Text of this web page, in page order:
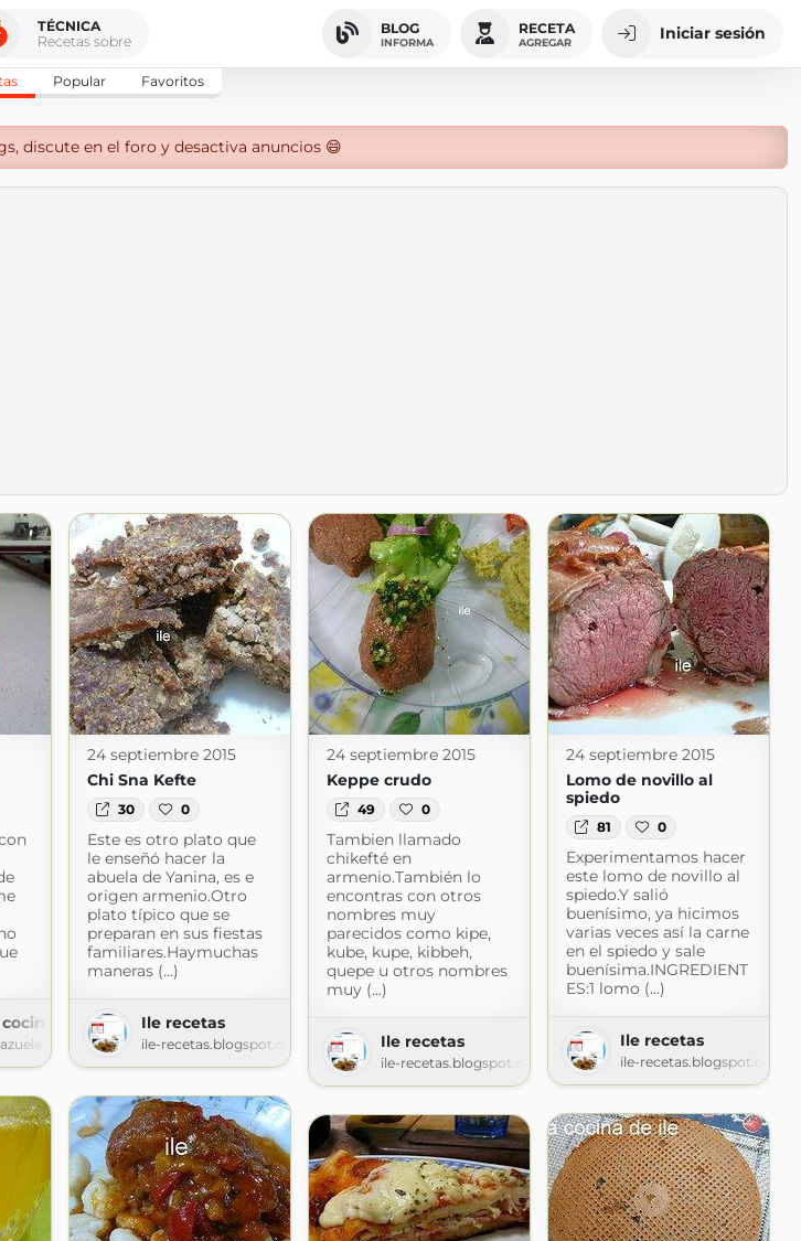
TÉCNICA
Recetas sobre
BLOG
INFORMA
RECETA
AGREGAR Iniciar sesión
Popular Favoritos
discute en el foro y desactiva anuncios 😄
y más
24 septiembre 2015
Chi Sna Kefte
30 0
Este es otro plato que
le enseñó hacer la
abuela de Yanina, es e
origen armenio.Otro
plato típico que se
preparan en sus fiestas
familiares.Haymuchas
maneras (...)
Ile recetas
ile-recetas.blogspot.com
24 septiembre 2015
Keppe crudo
49 0
Tambien llamado
chikefté en
armenio.También lo
encontras con otros
nombres muy
parecidos como kipe,
kube, kupe, kibbeh,
quepe u otros nombres
muy (...)
Ile recetas
ile-recetas.blogspot.com
24 septiembre 2015
Lomo de novillo al
spiedo
81 0
Experimentamos hacer
este lomo de novillo al
spiedo.Y salió
buenísimo, ya hicimos
varias veces así la carne
en el spiedo y sale
buenísima.INGREDIENT
ES:1 lomo (...)
Ile recetas
ile-recetas.blogspot.com